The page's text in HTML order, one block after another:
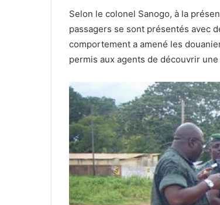
Selon le colonel Sanogo, à la
passagers se sont présentés avec
comportement a amené les
permis aux agents de découvrir